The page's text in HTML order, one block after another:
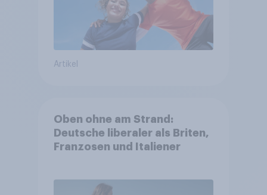
Artikel
Oben ohne am Strand:
Deutsche liberaler als Briten,
Franzosen und Italiener